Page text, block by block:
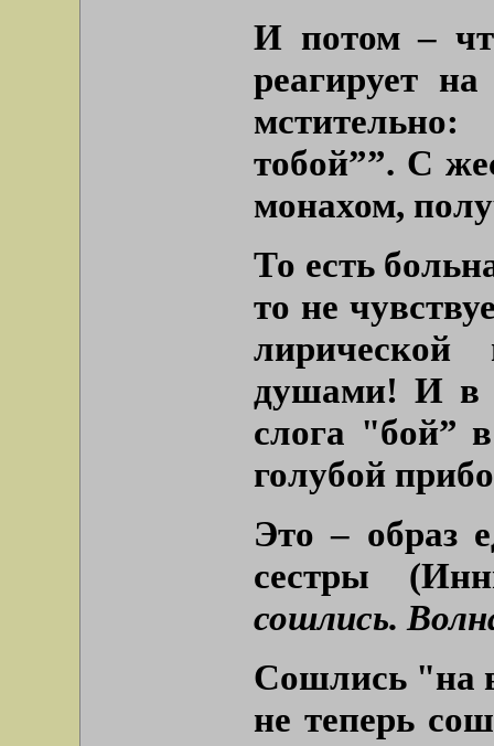
И потом –
реагирует
тобой””. С
монахом,
То есть
то не
душами! И в
слога "бой”
голубой
Это – образ
сестры
сошлись.
Сошлись "на
не теперь